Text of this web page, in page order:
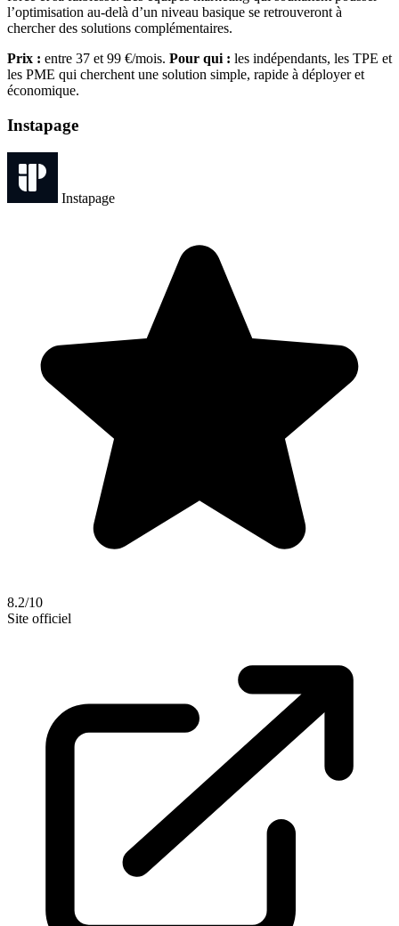
l’optimisation au-delà d’un niveau basique se retrouveront à
chercher des solutions complémentaires.
Prix : entre 37 et 99 €/mois. Pour qui : les indépendants, les TPE et
les PME qui cherchent une solution simple, rapide à déployer et
économique.
Instapage
Instapage
8.2/10
Site officiel